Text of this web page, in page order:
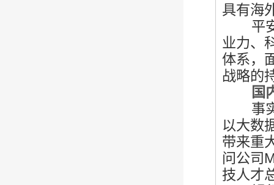
具有海
平安
业力、
体系，
战略的
国内
事实
以大数
带来重
问公司
技人才